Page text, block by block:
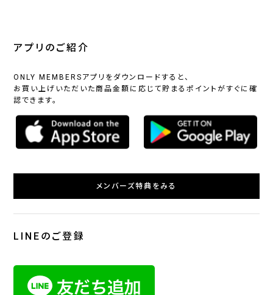
アプリのご紹介
ONLY MEMBERSアプリをダウンロードすると、
お買い上げいただいた商品金額に応じて貯まるポイントがすぐに確
認できます。
メンバーズ特典をみる
LINEのご登録